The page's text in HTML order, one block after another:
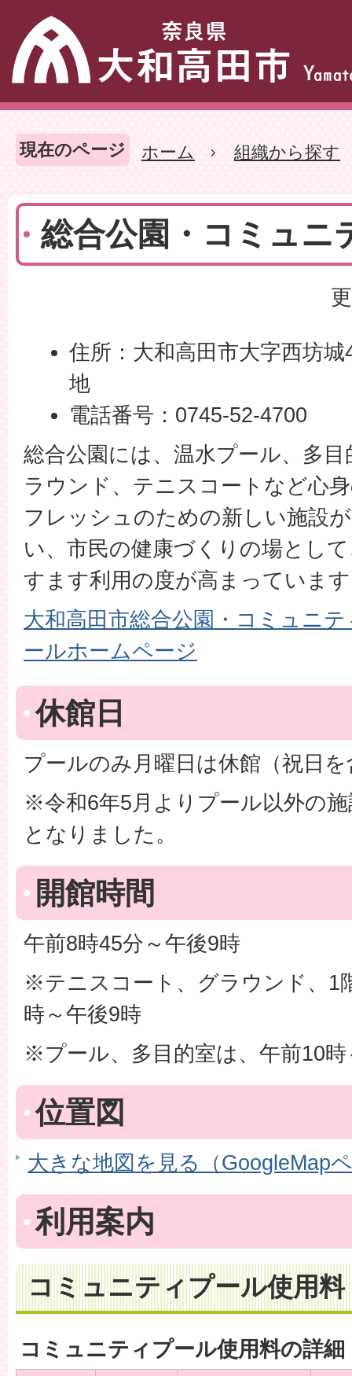
現在のページ ホーム 組織から探す
総合公園・コミュニ
住所：大和高田市大字西坊城
地
電話番号：0745-52-4700
総合公園には、温水プール、多目
ラウンド、テニスコートなど心
フレッシュのための新しい施設
い、市民の健康づくりの場とし
すます利用の度が高まっていま
大和高田市総合公園・コミュニテ
ールホームページ
休館日
プールのみ月曜日は休館（祝日
※令和6年5月よりプール以外の
となりました。
開館時間
午前8時45分～午後9時
※テニスコート、グラウンド、1
時～午後9時
※プール、多目的室は、午前10時
位置図
大きな地図を見る（GoogleMap
利用案内
コミュニティプール使用料
コミュニティプール使用料の詳細